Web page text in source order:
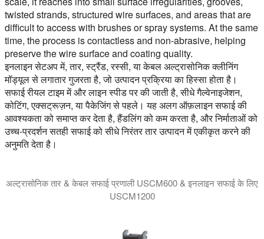
twisted strands, structured wire surfaces, and areas that are
difficult to access with brushes or spray systems. At the same
time, the process is contactless and non-abrasive, helping
preserve the wire surface and coating quality.
इनलाइन सेटअप में, तार, स्ट्रैंड, रस्सी, या केबल अल्ट्रासोनिक क्लीनिंग
मॉड्यूल से लगातार गुजरता है, जो उत्पादन प्रक्रिया का हिस्सा होता है।
सफाई रीयल टाइम में और लाइन स्पीड पर की जाती है, सीधे गैल्वेनाइजेशन,
कोटिंग, एक्सट्रूज़न, या पैकेजिंग से पहले। यह अलग ऑफ़लाइन सफाई की
आवश्यकता को समाप्त कर देता है, हैंडलिंग को कम करता है, और निर्माताओं को
उच्च-प्रदर्शन सतही सफाई को सीधे निरंतर तार उत्पादन में एकीकृत करने की
अनुमति देता है।
अल्ट्रासोनिक तार & केबल सफाई प्रणाली USCM600 & इनलाइन सफाई के लिए
USCM1200